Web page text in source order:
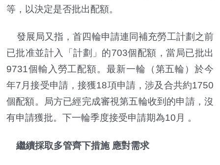
等，以決定是否批出配額。
發展局又指，首四輪申請連同補充勞工計劃之前
已批准並計入「計劃」的703個配額，當局已批出
9731個輸入勞工配額。最新一輪（第五輪）於今
年7月接受申請，接獲18項申請，涉及合共約1750
個配額。局方已經完成審視第五輪收到的申請，沒
有申請獲批。下一輪季度接受申請期為10月 。
繼續採取多管齊下措施 應對需求